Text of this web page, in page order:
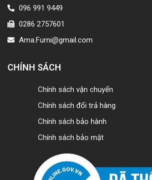
096 991 9449
0286 2757601
Ama.Furni@gmail.com
CHÍNH SÁCH
Chính sách vận chuyển
Chính sách đổi trả hàng
Chính sách bảo hành
Chính sách bảo mật